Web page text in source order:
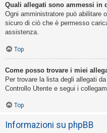
Quali allegati sono ammessi in
Ogni amministratore può abilitare
sicuro di ciò che è permesso
assistenza.
Top
Come posso trovare i miei
Per trovare la lista degli allegati
Controllo Utente e segui i
Top
Informazioni su phpBB